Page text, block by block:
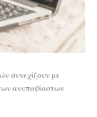
συνεχίζουν με
ανυποψίαστων